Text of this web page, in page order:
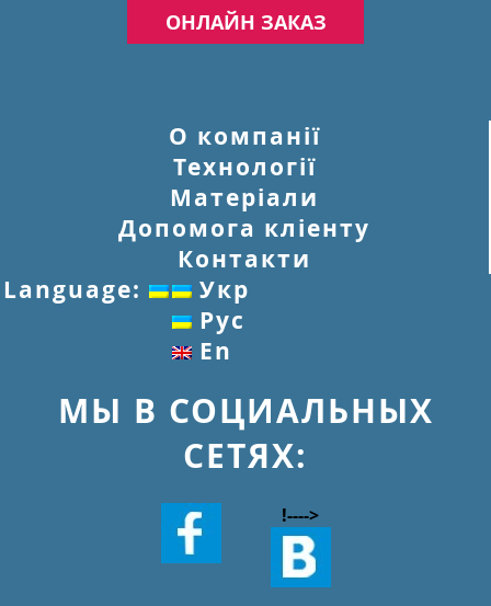
ОНЛАЙН ЗАКАЗ
О компанії
Технології
Матеріали
Допомога кліенту
Контакти
Language:
Укр
Рус
En
МЫ В СОЦИАЛЬНЫХ
СЕТЯХ:
!---->